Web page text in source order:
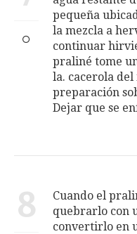
pequeña
la mezcla a
continuar
praliné tome
la. cacerola
preparación
Dejar que se
8
Cuando el
quebrarlo con
convertirlo en